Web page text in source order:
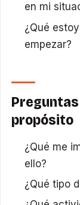
en mi
¿Qué
empezar?
propósito
¿Qué me
ello?
¿Qué tipo